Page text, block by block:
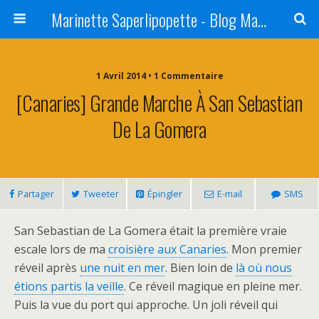
Marinette Saperlipopette - Blog Maman Angers Lifestyle - Ex Expat Montréal
1 Avril 2014 • 1 Commentaire
[Canaries] Grande Marche À San Sebastian
De La Gomera
Partager Tweeter Épingler E-mail SMS
San Sebastian de La Gomera était la première vraie
escale lors de ma croisière aux Canaries. Mon premier
réveil après une nuit en mer. Bien loin de là où nous
étions partis la veille. Ce réveil magique en pleine mer.
Puis la vue du port qui approche. Un joli réveil qui